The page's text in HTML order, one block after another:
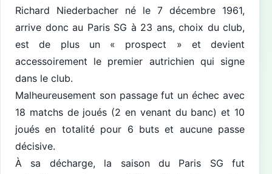
Richard Niederbacher né le 7 décembre 1961,
arrive donc au Paris SG à 23 ans, choix du club,
est de plus un « prospect » et devient
accessoirement le premier autrichien qui signe
dans le club.
Malheureusement son passage fut un échec avec
18 matchs de joués (2 en venant du banc) et 10
joués en totalité pour 6 buts et aucune passe
décisive.
À sa décharge, la saison du Paris SG fut